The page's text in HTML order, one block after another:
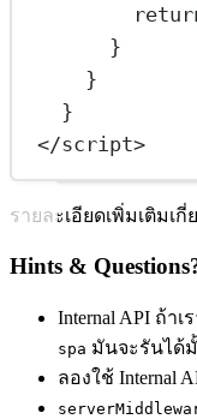
}
}
}
</script>
รายละเอียดเพิ่มเติมเกี่
Hints &
Internal API ถ้า
spa มันจะรันได้
ลองใช้ Internal